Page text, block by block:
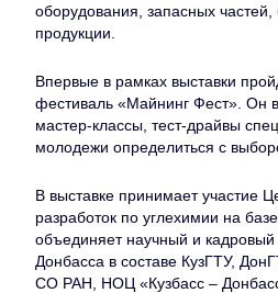
оборудования, запасных частей,
продукции.
Впервые в рамках выставки
фестиваль «Майнинг Фест». Он
мастер-классы, тест-драйвы
молодежи определиться с
В выставке принимает участие
разработок по углехимии на
объединяет научный и кадровый
Донбасса в составе КузГТУ,
СО РАН, НОЦ «Кузбасс –